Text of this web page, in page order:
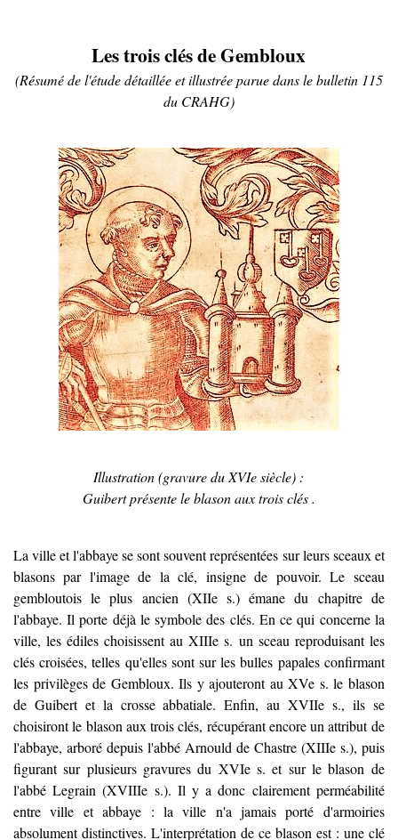
Les trois clés de Gembloux
(Résumé de l'étude détaillée et illustrée parue dans le bulletin 115
du CRAHG)
Illustration(gravure du XVIe siècle) :
Guibert présente le blason aux trois clés .
La ville et l'abbaye se sont souvent représentées sur leurs sceaux et
blasons par l'image de la clé, insigne de pouvoir. Le sceau
gembloutois le plus ancien (XIIe s.) émane du chapitre de
l'abbaye. Il porte déjà le symbole des clés. En ce qui concerne la
ville, les édiles choisissent au XIIIe s. un sceau reproduisant les
clés croisées, telles qu'elles sont sur les bulles papales confirmant
les privilèges de Gembloux. Ils y ajouteront au XVe s. le blason
de Guibert et la crosse abbatiale. Enfin, au XVIIe s., ils se
choisiront le blason aux trois clés, récupérant encore un attribut de
l'abbaye, arboré depuis l'abbé Arnould de Chastre (XIIIe s.), puis
figurant sur plusieurs gravures du XVIe s. et sur le blason de
l'abbé Legrain (XVIIIe s.). Il y a donc clairement perméabilité
entre ville et abbaye : la ville n'a jamais porté d'armoiries
absolument distinctives. L'interprétation de ce blason est : une clé